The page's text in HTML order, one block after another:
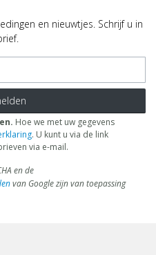
en nieuwtjes. Schrijf u in
Hoe we met uw gegevens
. U kunt u via de link
via e-mail.
en de
van Google zijn van toepassing